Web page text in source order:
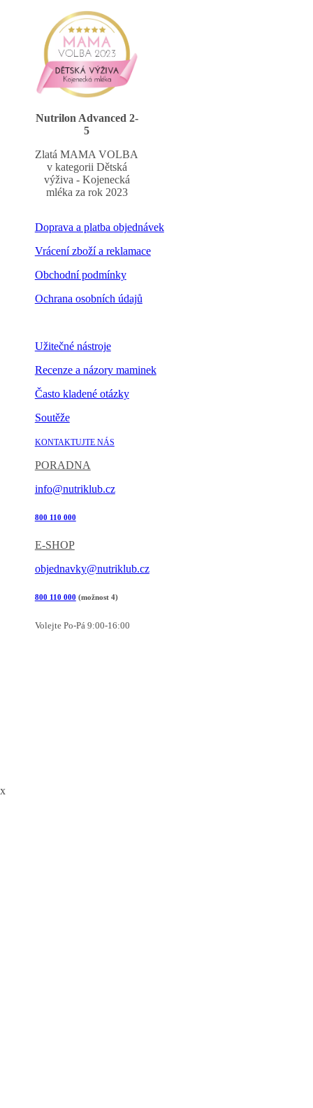
Nutrilon Advanced 2-
5
Zlatá MAMA VOLBA
v kategorii Dětská
výživa - Kojenecká
mléka za rok 2023
Doprava a platba objednávek
Vrácení zboží a reklamace
Obchodní podmínky
Ochrana osobních údajů
Užitečné nástroje
Recenze a názory maminek
Často kladené otázky
Soutěže
KONTAKTUJTE NÁS
PORADNA
info@nutriklub.cz
800 110 000
E-SHOP
objednavky@nutriklub.cz
800 110 000 (možnost 4)
Volejte Po-Pá 9:00-16:00
x